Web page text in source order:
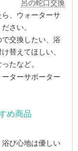
呂の蛇口交換
、ウォーターサ
さい。
交換したい、浴
替えてほしい、
たなど。
ーターサポーター
め商品
び心地は優しい